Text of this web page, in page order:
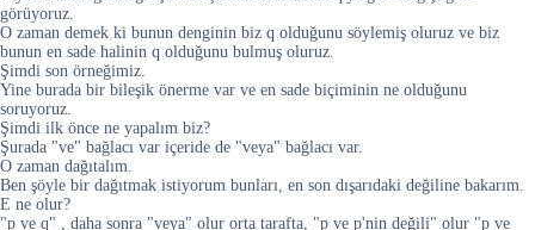
görüyoruz.
O zaman demek ki bunun denginin biz q olduğunu söylemiş oluruz ve biz
bunun en sade halinin q olduğunu bulmuş oluruz.
Şimdi son örneğimiz.
Yine burada bir bileşik önerme var ve en sade biçiminin ne olduğunu
soruyoruz.
Şimdi ilk önce ne yapalım biz?
Şurada "ve" bağlacı var içeride de "veya" bağlacı var.
O zaman dağıtalım.
Ben şöyle bir dağıtmak istiyorum bunları, en son dışarıdaki değiline bakarım.
E ne olur?
"p ve q" , daha sonra "veya" olur orta tarafta, "p ve p'nin değili" olur "p ve